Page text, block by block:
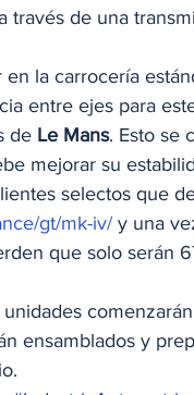
través de una
la carrocería
entre ejes para
de Le Mans. Esto se
mejorar su
selectos que
gt/mk-iv/ y una
que solo serán
ensamblados y